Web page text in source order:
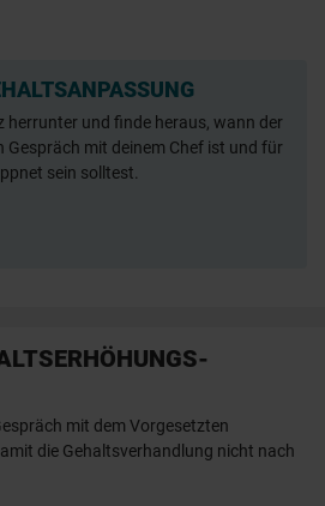
herrunter und finde heraus, wann der
Gespräch mit deinem Chef ist und für
sein solltest.
mit dem Vorgesetzten
die Gehaltsverhandlung nicht nach